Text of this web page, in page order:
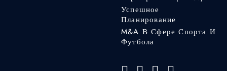
Успешное
Планирование
M&A В Сфере Спорта И
Футбола